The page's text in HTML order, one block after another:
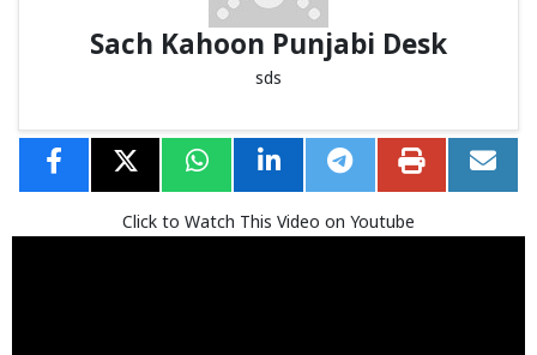
Sach Kahoon Punjabi Desk
sds
Click to Watch This Video on Youtube